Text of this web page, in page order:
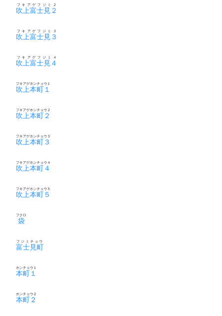
吹上富士見２
フキアゲフジミ２
吹上富士見３
フキアゲフジミ３
吹上富士見４
フキアゲフジミ４
吹上本町１
フキアゲホンチョウ１
吹上本町２
フキアゲホンチョウ２
吹上本町３
フキアゲホンチョウ３
吹上本町４
フキアゲホンチョウ４
吹上本町５
フキアゲホンチョウ５
袋
フクロ
富士見町
フジミチョウ
本町１
ホンチョウ１
本町２
ホンチョウ２